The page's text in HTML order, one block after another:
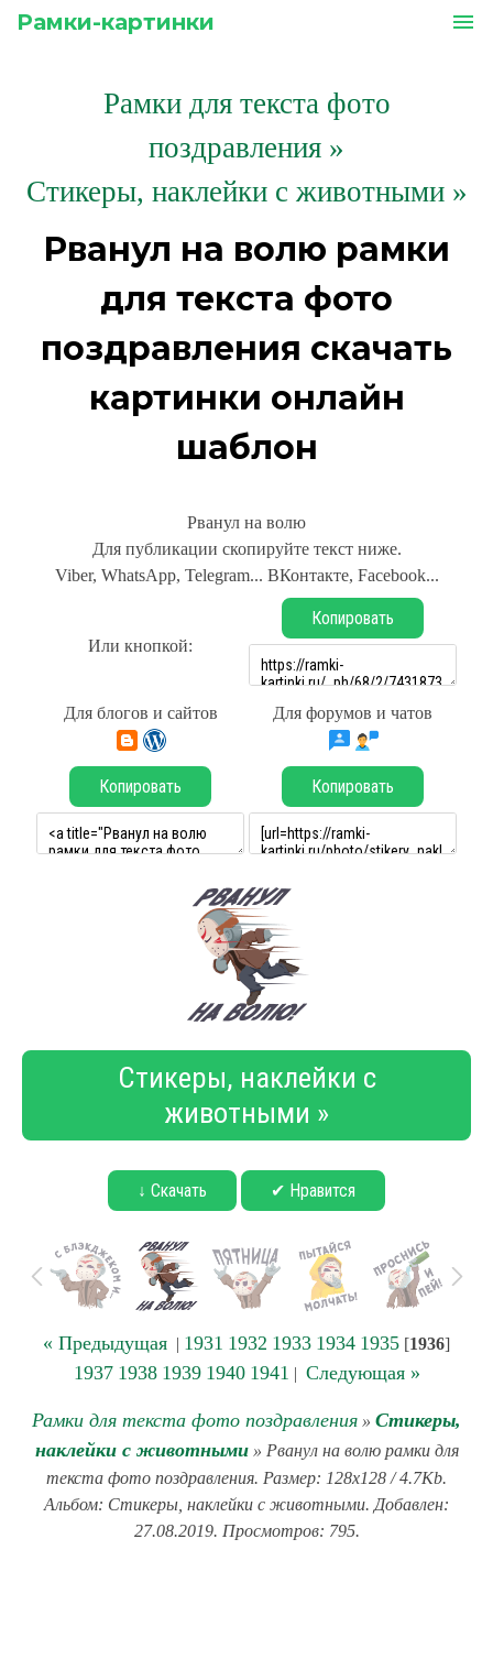
Рамки-картинки menu
Рамки для текста фото
поздравления »
Стикеры, наклейки с животными »
Рванул на волю рамки
для текста фото
поздравления скачать
картинки онлайн
шаблон
Рванул на волю
Для публикации скопируйте текст ниже.
Viber, WhatsApp, Telegram... ВКонтакте, Facebook...
Или кнопкой:
Копировать
Для блогов и сайтов Для форумов и чатов
Копировать Копировать
Стикеры, наклейки с
животными »
↓ Скачать ✔ Нравится
« Предыдущая | 1931 1932 1933 1934 1935 [1936]
1937 1938 1939 1940 1941 | Следующая »
Рамки для текста фото поздравления » Стикеры,
наклейки с животными» Рванул на волю рамки для
текста фото поздравления. Размер: 128x128 / 4.7Kb.
Альбом: Стикеры, наклейки с животными. Добавлен:
27.08.2019. Просмотров: 795.